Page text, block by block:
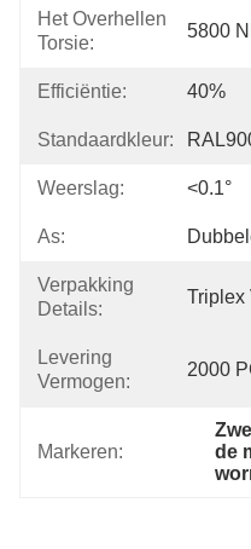
Het Overhellen
Torsie:
5800
Efficiëntie: 40%
Standaardkleur:
Weerslag: <0.1°
As:
Verpakking
Details:
Triplex
Levering
Vermogen:
2000
Markeren:
de